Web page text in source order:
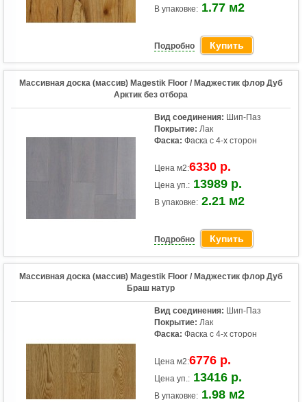
В упаковке: 1.77 м2
Подробно Купить
Массивная доска (массив) Magestik Floor / Маджестик флор Дуб
Арктик без отбора
Вид соединения: Шип-Паз
Покрытие: Лак
Фаска: Фаска с 4-х сторон
Цена м2:6330 р.
Цена уп.: 13989 р.
В упаковке: 2.21 м2
Подробно Купить
Массивная доска (массив) Magestik Floor / Маджестик флор Дуб
Браш натур
Вид соединения: Шип-Паз
Покрытие: Лак
Фаска: Фаска с 4-х сторон
Цена м2:6776 р.
Цена уп.: 13416 р.
В упаковке: 1.98 м2